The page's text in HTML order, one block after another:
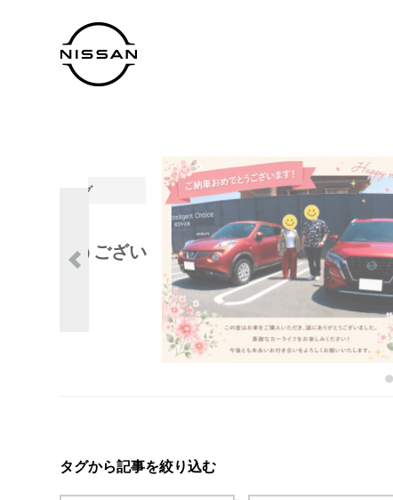
注目のブログ
★★ご納車おめでとうござい
ます★★
U-Car松阪
タグから記事を絞り込む